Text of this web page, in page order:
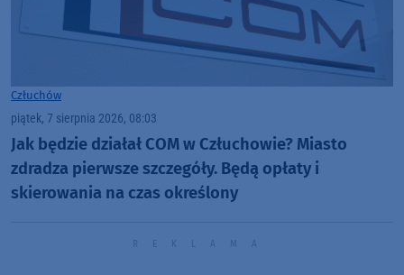
Człuchów
piątek, 7 sierpnia 2026, 08:03
Jak będzie działał COM w Człuchowie? Miasto
zdradza pierwsze szczegóły. Będą opłaty i
skierowania na czas określony